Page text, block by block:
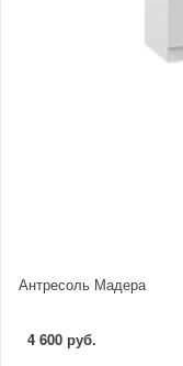
Антресоль Мадера
4 600 руб.